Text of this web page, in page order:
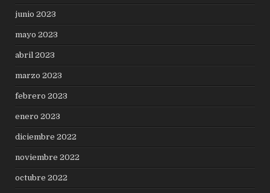
junio 2023
mayo 2023
abril 2023
marzo 2023
febrero 2023
enero 2023
diciembre 2022
noviembre 2022
octubre 2022